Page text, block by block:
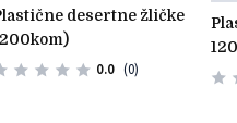
0.0 (0)
plastični okrogli kozarčki